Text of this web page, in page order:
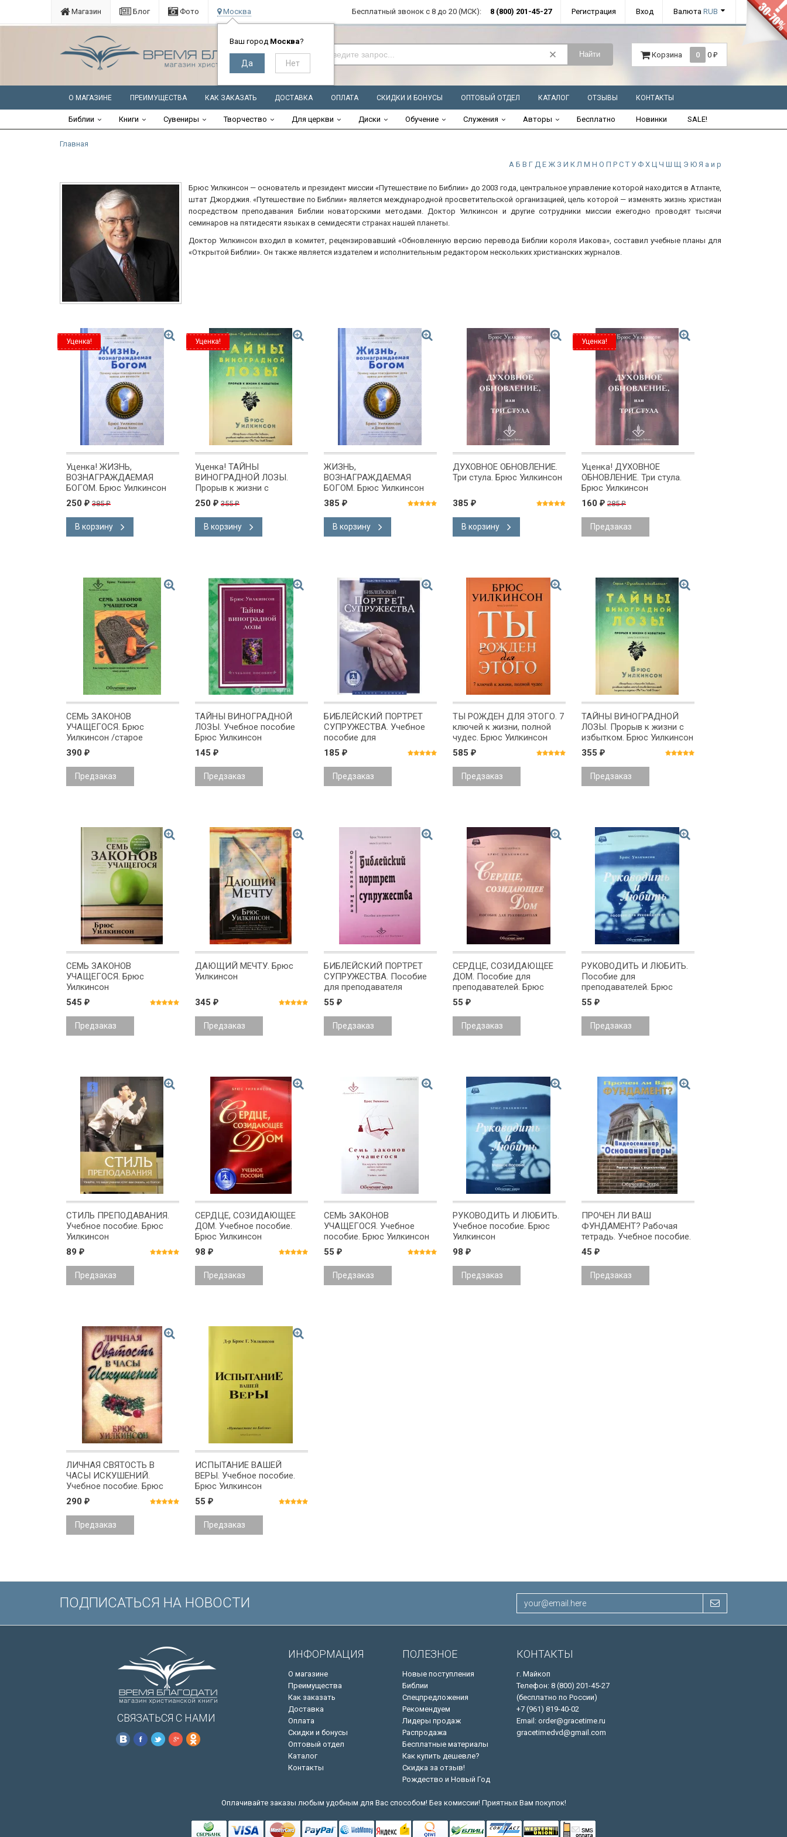
Магазин Блог Фото Москва
Ваш город Москва?
Бесплатный звонок с 8 до 20 (МСК): 8 (800) 201-45-27 Регистрация Вход Валюта RUB
Найти Корзина 0 0 ₽
О МАГАЗИНЕ ПРЕИМУЩЕСТВА КАК ЗАКАЗАТЬ ДОСТАВКА ОПЛАТА СКИДКИ И БОНУСЫ ОПТОВЫЙ ОТДЕЛ КАТАЛОГ ОТЗЫВЫ КОНТАКТЫ
Библии Книги Сувениры Творчество Для церкви Диски Обучение Служения Авторы Бесплатно Новинки SALE!
Главная
А Б В Г Д Е Ж З И К Л М Н О П Р С Т У Ф Х Ц Ч Ш Щ Э Ю Я а и р
Брюс Уилкинсон — основатель и президент миссии «Путешествие по Библии» до 2003 года, центральное управление которой находится в Атланте,
штат Джорджия. «Путешествие по Библии» является международной просветительской организацией, цель которой — изменять жизнь христиан
посредством преподавания Библии новаторскими методами. Доктор Уилкинсон и другие сотрудники миссии ежегодно проводят тысячи
семинаров на пятидесяти языках в семидесяти странах нашей планеты.
Доктор Уилкинсон входил в комитет, рецензировавший «Обновленную версию перевода Библии короля Иакова», составил учебные планы для
«Открытой Библии». Он также является издателем и исполнительным редактором нескольких христианских журналов.
Уценка!
Уценка! ЖИЗНЬ,
ВОЗНАГРАЖДАЕМАЯ
БОГОМ. Брюс Уилкинсон
250 ₽ 385₽
В корзину
Уценка!
Уценка! ТАЙНЫ
ВИНОГРАДНОЙ ЛОЗЫ.
Прорыв к жизни с
избытком. Брюс Уилкинсон
250 ₽ 355₽
В корзину
ЖИЗНЬ,
ВОЗНАГРАЖДАЕМАЯ
БОГОМ. Брюс Уилкинсон
385 ₽
В корзину
ДУХОВНОЕ ОБНОВЛЕНИЕ.
Три стула. Брюс Уилкинсон
385 ₽
В корзину
Уценка!
Уценка! ДУХОВНОЕ
ОБНОВЛЕНИЕ. Три стула.
Брюс Уилкинсон
160 ₽ 285₽
Предзаказ
СЕМЬ ЗАКОНОВ
УЧАЩЕГОСЯ. Брюс
Уилкинсон /старое
издание/
390 ₽
Предзаказ
ТАЙНЫ ВИНОГРАДНОЙ
ЛОЗЫ. Учебное пособие
Брюс Уилкинсон
145 ₽
Предзаказ
БИБЛЕЙСКИЙ ПОРТРЕТ
СУПРУЖЕСТВА. Учебное
пособие для
видеосеминара. Брюс
Уилкинсон
185 ₽
Предзаказ
ТЫ РОЖДЕН ДЛЯ ЭТОГО. 7
ключей к жизни, полной
чудес. Брюс Уилкинсон
585 ₽
Предзаказ
ТАЙНЫ ВИНОГРАДНОЙ
ЛОЗЫ. Прорыв к жизни с
избытком. Брюс Уилкинсон
355 ₽
Предзаказ
СЕМЬ ЗАКОНОВ
УЧАЩЕГОСЯ. Брюс
Уилкинсон
545 ₽
Предзаказ
ДАЮЩИЙ МЕЧТУ. Брюс
Уилкинсон
345 ₽
Предзаказ
БИБЛЕЙСКИЙ ПОРТРЕТ
СУПРУЖЕСТВА. Пособие
для преподавателя
семинара. Брюс Уилкинсон
55 ₽
Предзаказ
СЕРДЦЕ, СОЗИДАЮЩЕЕ
ДОМ. Пособие для
преподавателей. Брюс
Уилкинсон
55 ₽
Предзаказ
РУКОВОДИТЬ И ЛЮБИТЬ.
Пособие для
преподавателей. Брюс
Уилкинсон
55 ₽
Предзаказ
СТИЛЬ ПРЕПОДАВАНИЯ.
Учебное пособие. Брюс
Уилкинсон
89 ₽
Предзаказ
СЕРДЦЕ, СОЗИДАЮЩЕЕ
ДОМ. Учебное пособие.
Брюс Уилкинсон
98 ₽
Предзаказ
СЕМЬ ЗАКОНОВ
УЧАЩЕГОСЯ. Учебное
пособие. Брюс Уилкинсон
55 ₽
Предзаказ
РУКОВОДИТЬ И ЛЮБИТЬ.
Учебное пособие. Брюс
Уилкинсон
98 ₽
Предзаказ
ПРОЧЕН ЛИ ВАШ
ФУНДАМЕНТ? Рабочая
тетрадь. Учебное пособие.
Брюс Уилкинсон
45 ₽
Предзаказ
ЛИЧНАЯ СВЯТОСТЬ В
ЧАСЫ ИСКУШЕНИЙ.
Учебное пособие. Брюс
Уилкинсон
290 ₽
Предзаказ
ИСПЫТАНИЕ ВАШЕЙ
ВЕРЫ. Учебное пособие.
Брюс Уилкинсон
55 ₽
Предзаказ
ПОДПИСАТЬСЯ НА НОВОСТИ
СВЯЗАТЬСЯ С НАМИ
ИНФОРМАЦИЯ
О магазине
Преимущества
Как заказать
Доставка
Оплата
Скидки и бонусы
Оптовый отдел
Каталог
Контакты
ПОЛЕЗНОЕ
Новые поступления
Библии
Спецпредложения
Рекомендуем
Лидеры продаж
Распродажа
Бесплатные материалы
Как купить дешевле?
Скидка за отзыв!
Рождество и Новый Год
КОНТАКТЫ
г. Майкоп
Телефон: 8 (800) 201-45-27
(бесплатно по России)
+7 (961) 819-40-02
Email: order@gracetime.ru
gracetimedvd@gmail.com
Оплачивайте заказы любым удобным для Вас способом! Без комиссии! Приятных Вам покупок!